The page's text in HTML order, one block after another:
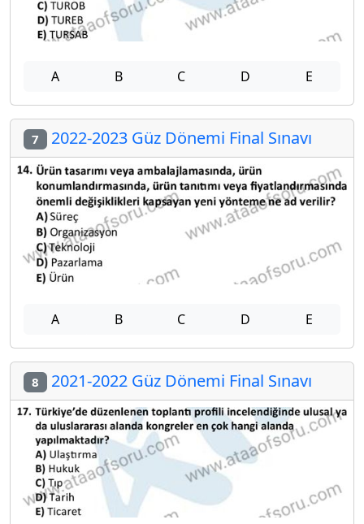
A B C D E
7 2022-2023 Güz Dönemi Final Sınavı
A B C D E
8 2021-2022 Güz Dönemi Final Sınavı